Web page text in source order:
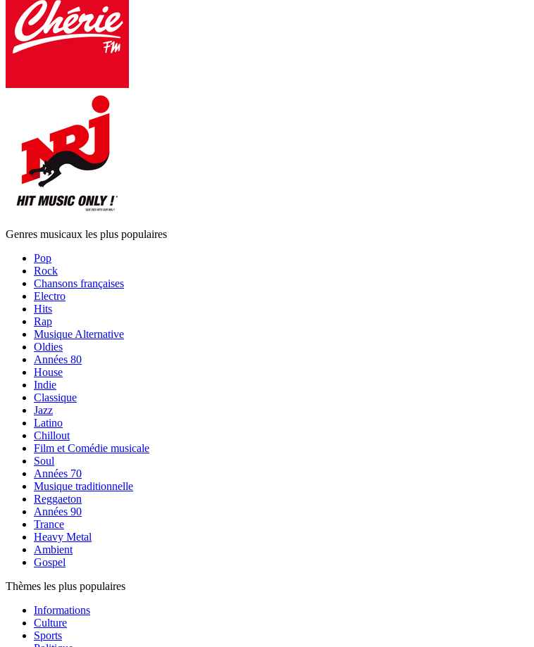
Genres musicaux les plus populaires
Pop
Rock
Chansons françaises
Electro
Hits
Rap
Musique Alternative
Oldies
Années 80
House
Indie
Classique
Jazz
Latino
Chillout
Film et Comédie musicale
Soul
Années 70
Musique traditionnelle
Reggaeton
Années 90
Trance
Heavy Metal
Ambient
Gospel
Thèmes les plus populaires
Informations
Culture
Sports